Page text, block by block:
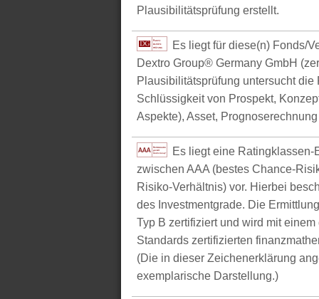
Plausibilitätsprüfung erstellt.
Es liegt für diese(n) Fonds/
Dextro Group® Germany GmbH
Plausibilitätsprüfung untersucht
Schlüssigkeit von Prospekt,
Aspekte), Asset,
Es liegt eine Ratingklassen-
zwischen AAA (bestes Chance-
Risiko-Verhältnis) vor. Hierbei
des Investmentgrade. Die
Typ B zertifiziert und wird mit
Standards zertifizierten
(Die in dieser Zeichenerklärung
exemplarische Darstellung.)